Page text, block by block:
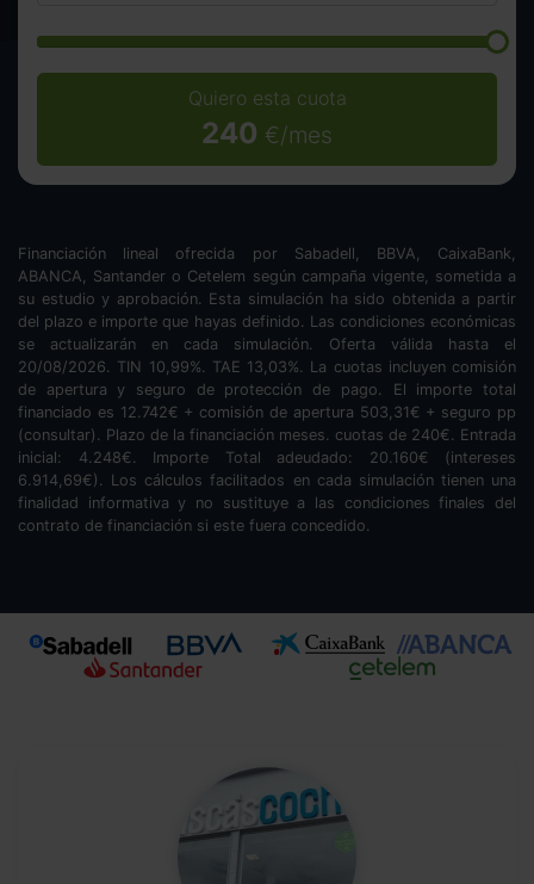
Quiero esta cuota
240 €/mes
Financiación lineal ofrecida por Sabadell, BBVA, CaixaBank,
ABANCA, Santander o Cetelem según campaña vigente, sometida a
su estudio y aprobación. Esta simulación ha sido obtenida a partir
del plazo e importe que hayas definido. Las condiciones económicas
se actualizarán en cada simulación. Oferta válida hasta el
20/08/2026. TIN 10,99%. TAE 13,03%. La cuotas incluyen comisión
de apertura y seguro de protección de pago. El importe total
financiado es 12.742€ + comisión de apertura 503,31€ + seguro pp
(consultar). Plazo de la financiación meses. cuotas de 240€. Entrada
inicial: 4.248€. Importe Total adeudado: 20.160€ (intereses
6.914,69€). Los cálculos facilitados en cada simulación tienen una
finalidad informativa y no sustituye a las condiciones finales del
contrato de financiación si este fuera concedido.